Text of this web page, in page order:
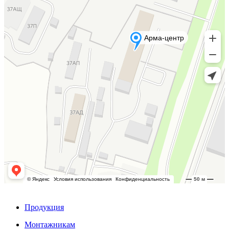
Продукция
Монтажникам